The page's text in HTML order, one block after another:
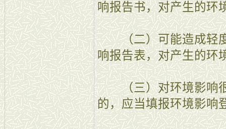
响报告书，对产生的环
（二）可能造成轻度
响报告表，对产生的环
（三）对环境影响很
的，应当填报环境影响